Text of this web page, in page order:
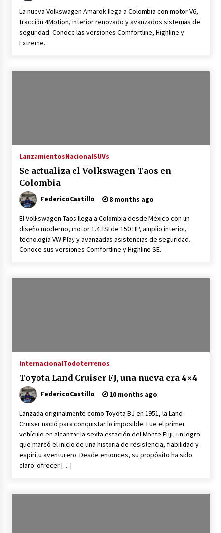
La nueva Volkswagen Amarok llega a Colombia con motor V6,
tracción 4Motion, interior renovado y avanzados sistemas de
seguridad. Conoce las versiones Comfortline, Highline y
Extreme.
LanzamientosNacionalSUVs
Se actualiza el Volkswagen Taos en
Colombia
FedericoCastillo 8 months ago
El Volkswagen Taos llega a Colombia desde México con un
diseño moderno, motor 1.4 TSI de 150 HP, amplio interior,
tecnología VW Play y avanzadas asistencias de seguridad.
Conoce sus versiones Comfortline y Highline SE.
InternacionalTodoterrenos
Toyota Land Cruiser FJ, una nueva era 4×4
FedericoCastillo 10 months ago
Lanzada originalmente como Toyota BJ en 1951, la Land
Cruiser nació para conquistar lo imposible. Fue el primer
vehículo en alcanzar la sexta estación del Monte Fuji, un logro
que marcó el inicio de una historia de resistencia, fiabilidad y
espíritu aventurero. Desde entonces, su propósito ha sido
claro: ofrecer […]